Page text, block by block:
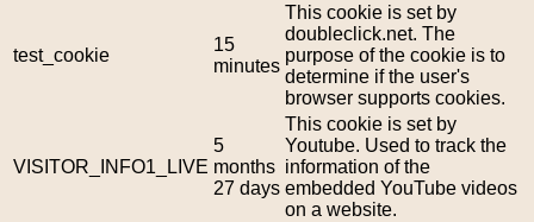
test_cookie
15
minutes
This cookie is set by
doubleclick.net. The
purpose of the cookie is to
determine if the user's
browser supports cookies.
VISITOR_INFO1_LIVE
5
months
27 days
This cookie is set by
Youtube. Used to track the
information of the
embedded YouTube videos
on a website.